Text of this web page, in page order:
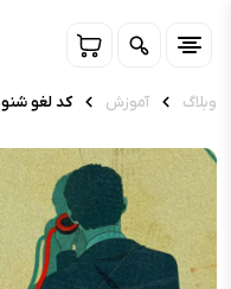
وبلاگ آموزش کد لغو